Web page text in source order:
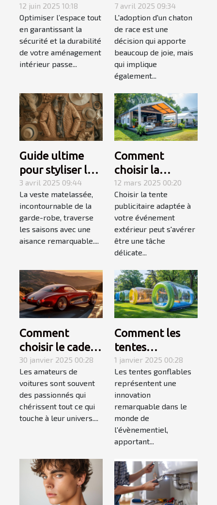
installer des
étagères
murales
robustes
12 juin 2025 10:18
Optimiser l’espace tout
en garantissant la
sécurité et la durabilité
de votre aménagement
intérieur passe...
l'accueil d'un
chaton de race
7 avril 2025 09:34
L'adoption d'un chaton
de race est une
décision qui apporte
beaucoup de joie, mais
qui implique
également...
Guide ultime
pour styliser les
vestes
matelassées en
toutes saisons
3 avril 2025 09:44
La veste matelassée,
incontournable de la
garde-robe, traverse
les saisons avec une
aisance remarquable....
Comment
choisir la
meilleure tente
publicitaire pour
votre
événement
extérieur
12 mars 2025 00:20
Choisir la tente
publicitaire adaptée à
votre événement
extérieur peut s'avérer
être une tâche
délicate...
Comment
choisir le cadeau
automobile
parfait pour les
passionnés de
voitures
30 janvier 2025 00:28
Les amateurs de
voitures sont souvent
des passionnés qui
chérissent tout ce qui
touche à leur univers....
Comment les
tentes
gonflables
transforment
l'impact visuel
des évènements
1 janvier 2025 00:28
Les tentes gonflables
représentent une
innovation
remarquable dans le
monde de
l'évènementiel,
apportant...